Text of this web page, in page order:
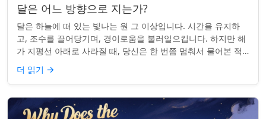
달은 어느 방향으로 지는가?
달은 하늘에 떠 있는 빛나는 원 그 이상입니다. 시간을 유지하
고, 조수를 끌어당기며, 경이로움을 불러일으킵니다. 하지만 해
가 지평선 아래로 사라질 때, 당신은 한 번쯤 멈춰서 물어본 적
이 있나요: 그곳은 어디일까? ...
더 읽기 →